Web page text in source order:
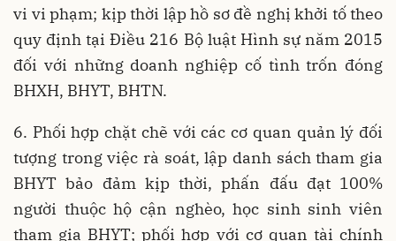
vi vi phạm; kịp thời lập hồ sơ đề nghị khởi tố theo
quy định tại Điều 216 Bộ luật Hình sự năm 2015
đối với những doanh nghiệp cố tình trốn đóng
BHXH, BHYT, BHTN.
6. Phối hợp chặt chẽ với các cơ quan quản lý đối
tượng trong việc rà soát, lập danh sách tham gia
BHYT bảo đảm kịp thời, phấn đấu đạt 100%
người thuộc hộ cận nghèo, học sinh sinh viên
tham gia BHYT; phối hợp với cơ quan tài chính